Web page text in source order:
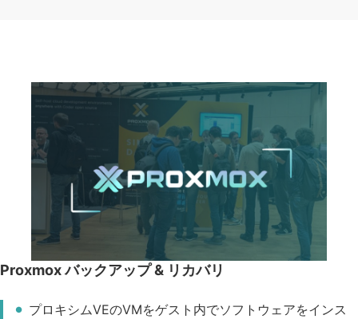
Proxmox バックアップ & リカバリ
プロキシムVEのVMをゲスト内でソフトウェアをインス